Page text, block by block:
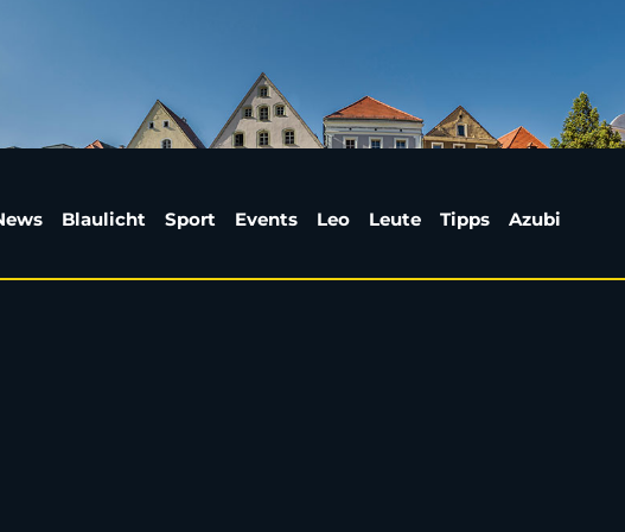
von Auto erfasst
Blaulicht Sport Events Leo Leute Tipps Azubi